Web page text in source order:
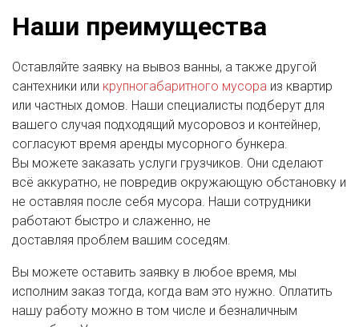
Наши преимущества
Оставляйте заявку на вывоз ванны, а также другой
сантехники или крупногабаритного мусора из квартир
или частных домов. Наши специалисты подберут для
вашего случая подходящий мусоровоз и контейнер,
согласуют время аренды мусорного бункера.
Вы можете заказать услуги грузчиков. Они сделают
всё аккуратно, не повредив окружающую обстановку и
не оставляя после себя мусора. Наши сотрудники
работают быстро и слаженно, не
доставляя проблем вашим соседям.
Вы можете оставить заявку в любое время, мы
исполним заказ тогда, когда вам это нужно. Оплатить
нашу работу можно в том числе и безналичным